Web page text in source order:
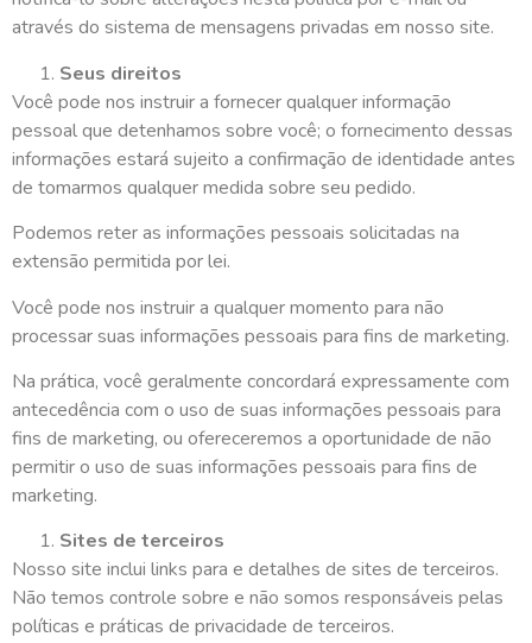
através do sistema de mensagens privadas em nosso site.
Seus direitos
Você pode nos instruir a fornecer qualquer informação
pessoal que detenhamos sobre você; o fornecimento dessas
informações estará sujeito a confirmação de identidade antes
de tomarmos qualquer medida sobre seu pedido.
Podemos reter as informações pessoais solicitadas na
extensão permitida por lei.
Você pode nos instruir a qualquer momento para não
processar suas informações pessoais para fins de marketing.
Na prática, você geralmente concordará expressamente com
antecedência com o uso de suas informações pessoais para
fins de marketing, ou ofereceremos a oportunidade de não
permitir o uso de suas informações pessoais para fins de
marketing.
Sites de terceiros
Nosso site inclui links para e detalhes de sites de terceiros.
Não temos controle sobre e não somos responsáveis pelas
políticas e práticas de privacidade de terceiros.